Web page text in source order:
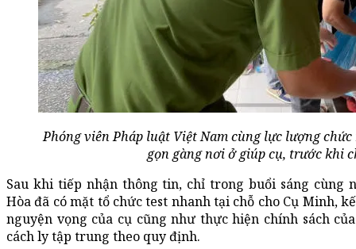
Phóng viên Pháp luật Việt Nam cùng lực lượng
gọn gàng nơi ở giúp cụ, trước khi
Sau khi tiếp nhận thông tin, chỉ trong buổi sáng cùng
Hòa đã có mặt tổ chức test nhanh tại chỗ cho Cụ Minh,
nguyện vọng của cụ cũng như thực hiện chính sách
cách ly tập trung theo quy định.